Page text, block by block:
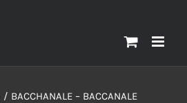
BACCHANALE – BACCANALE